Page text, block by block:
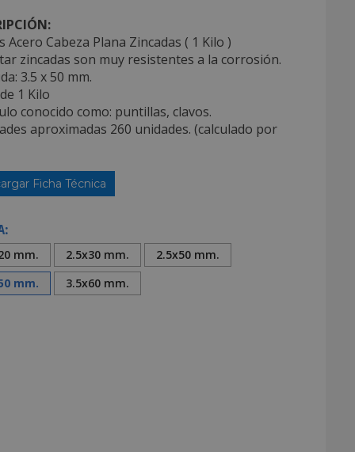
Acero Cabeza Plana Zincadas ( 1 Kilo )
zincadas son muy resistentes a la corrosión.
3.5 x 50 mm.
1 Kilo
conocido como: puntillas, clavos.
aproximadas 260 unidades. (calculado por
Ficha Técnica
mm. 2.5x30 mm.
2.5x50 mm.
mm.
3.5x60 mm.